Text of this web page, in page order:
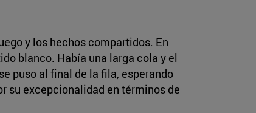
y los hechos compartidos. En
blanco. Había una larga cola y el
puso al final de la fila, esperando
su excepcionalidad en términos de